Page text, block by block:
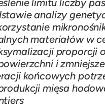
limitu liczby
analizy
materiałów w
proporcji
i
końcowych
mięsa